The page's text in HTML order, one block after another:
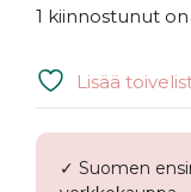
1 kiinnostunut
Lisää
✓ Suomen